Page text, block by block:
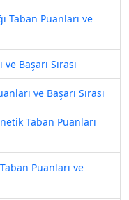
Taban Puanları ve
Başarı Sırası
ve Başarı Sırası
Taban Puanları
Puanları ve